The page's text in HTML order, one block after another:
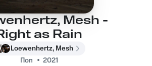
Mesh -
as Rain
Loewenhertz, Mesh
Поп
2021